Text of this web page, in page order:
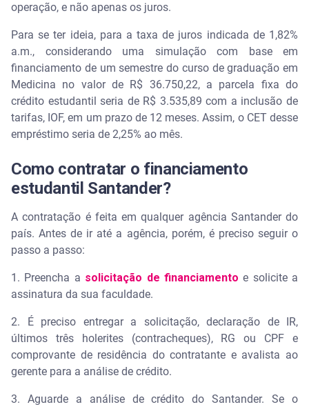
operação, e não apenas os juros.
Para se ter ideia, para a taxa de juros indicada de 1,82%
a.m., considerando uma simulação com base em
financiamento de um semestre do curso de graduação em
Medicina no valor de R$ 36.750,22, a parcela fixa do
crédito estudantil seria de R$ 3.535,89 com a inclusão de
tarifas, IOF, em um prazo de 12 meses. Assim, o CET desse
empréstimo seria de 2,25% ao mês.
Como contratar o financiamento
estudantil Santander?
A contratação é feita em qualquer agência Santander do
país. Antes de ir até a agência, porém, é preciso seguir o
passo a passo:
1. Preencha a solicitação de financiamento e solicite a
assinatura da sua faculdade.
2. É preciso entregar a solicitação, declaração de IR,
últimos três holerites (contracheques), RG ou CPF e
comprovante de residência do contratante e avalista ao
gerente para a análise de crédito.
3. Aguarde a análise de crédito do Santander. Se o